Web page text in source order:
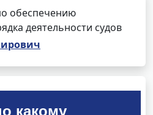
обеспечению
деятельности судов